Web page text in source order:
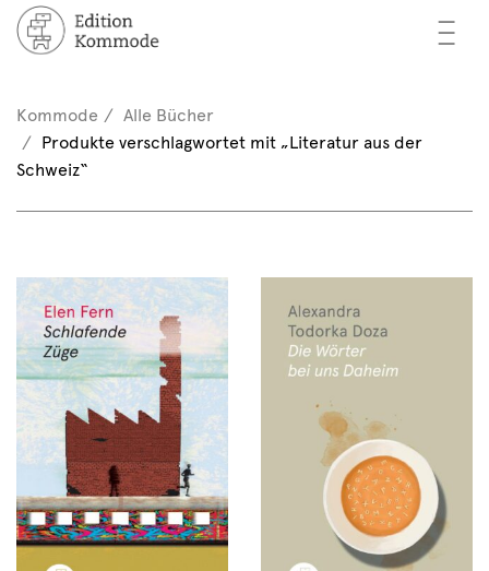
—
—
—
/ Registrieren
(0)
EN
Kommode
Alle Bücher
Produkte verschlagwortet mit „Literatur aus der
Schweiz“